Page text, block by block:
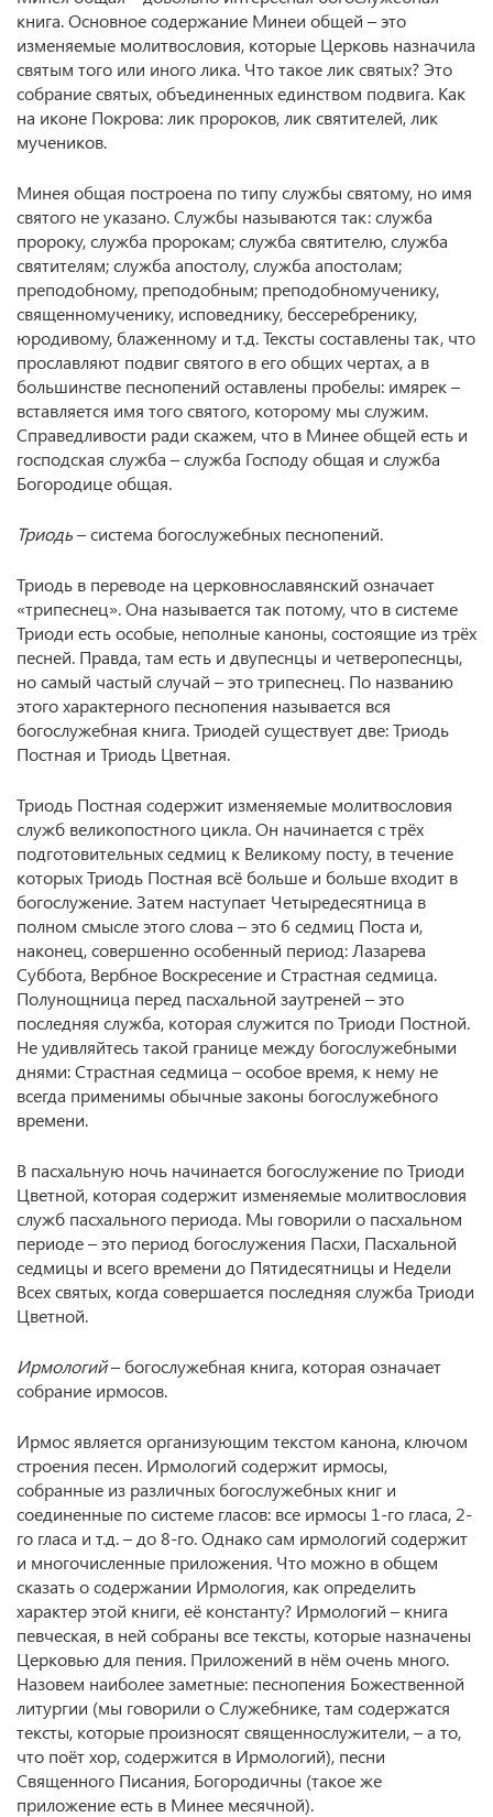
книга. Основное содержание Минеи общей – это
изменяемые молитвословия, которые Церковь назначила
святым того или иного лика. Что такое лик святых? Это
собрание святых, объединенных единством подвига. Как
на иконе Покрова: лик пророков, лик святителей, лик
мучеников.
Минея общая построена по типу службы святому, но имя
святого не указано. Службы называются так: служба
пророку, служба пророкам; служба святителю, служба
святителям; служба апостолу, служба апостолам;
преподобному, преподобным; преподобномученику,
священномученику, исповеднику, бессеребренику,
юродивому, блаженному и т.д. Тексты составлены так, что
прославляют подвиг святого в его общих чертах, а в
большинстве песнопений оставлены пробелы: имярек –
вставляется имя того святого, которому мы служим.
Справедливости ради скажем, что в Минее общей есть и
господская служба – служба Господу общая и служба
Богородице общая.
Триодь– система богослужебных песнопений.
Триодь в переводе на церковнославянский означает
«трипеснец». Она называется так потому, что в системе
Триоди есть особые, неполные каноны, состоящие из трёх
песней. Правда, там есть и двупеснцы и четверопеснцы,
но самый частый случай – это трипеснец. По названию
этого характерного песнопения называется вся
богослужебная книга. Триодей существует две: Триодь
Постная и Триодь Цветная.
Триодь Постная содержит изменяемые молитвословия
служб великопостного цикла. Он начинается с трёх
подготовительных седмиц к Великому посту, в течение
которых Триодь Постная всё больше и больше входит в
богослужение. Затем наступает Четыредесятница в
полном смысле этого слова – это 6 седмиц Поста и,
наконец, совершенно особенный период: Лазарева
Суббота, Вербное Воскресение и Страстная седмица.
Полунощница перед пасхальной заутреней – это
последняя служба, которая служится по Триоди Постной.
Не удивляйтесь такой границе между богослужебными
днями: Страстная седмица – особое время, к нему не
всегда применимы обычные законы богослужебного
времени.
В пасхальную ночь начинается богослужение по Триоди
Цветной, которая содержит изменяемые молитвословия
служб пасхального периода. Мы говорили о пасхальном
периоде – это период богослужения Пасхи, Пасхальной
седмицы и всего времени до Пятидесятницы и Недели
Всех святых, когда совершается последняя служба Триоди
Цветной.
Ирмологий– богослужебная книга, которая означает
собрание ирмосов.
Ирмос является организующим текстом канона, ключом
строения песен. Ирмологий содержит ирмосы,
собранные из различных богослужебных книг и
соединенные по системе гласов: все ирмосы 1-го гласа, 2-
го гласа и т.д. – до 8-го. Однако сам ирмологий содержит
и многочисленные приложения. Что можно в общем
сказать о содержании Ирмология, как определить
характер этой книги, её константу? Ирмологий – книга
певческая, в ней собраны все тексты, которые назначены
Церковью для пения. Приложений в нём очень много.
Назовем наиболее заметные: песнопения Божественной
литургии (мы говорили о Служебнике, там содержатся
тексты, которые произносят священнослужители, – а то,
что поёт хор, содержится в Ирмологий), песни
Священного Писания, Богородичны (такое же
приложение есть в Минее месячной).